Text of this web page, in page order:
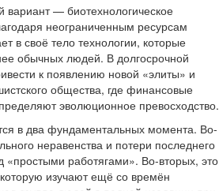
вариант — биотехнологическое
неограниченным ресурсам
в своё тело технологии, которые
обычных людей. В долгосрочной
к появлению новой «элиты» и
общества, где финансовые
эволюционное превосходство.
в два фундаментальных момента. Во-
неравенства и потери последнего
«простыми работягами». Во-вторых, это
изучают ещё со времён